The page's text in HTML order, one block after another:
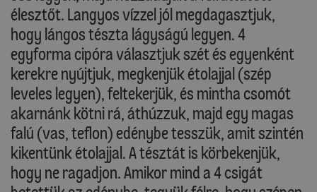
élesztőt. Langyos vízzel jól megdagasztjuk,
hogy lángos tészta lágyságú legyen. 4
egyforma cipóra választjuk szét és egyenként
kerekre nyújtjuk, megkenjük étolajjal (szép
leveles legyen), feltekerjük, és mintha csomót
akarnánk kötni rá, áthúzzuk, majd egy magas
falú (vas, teflon) edénybe tesszük, amit szintén
kikentünk étolajjal. A tésztát is körbekenjük,
hogy ne ragadjon. Amikor mind a 4 csigát